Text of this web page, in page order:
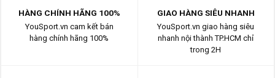
HÀNG CHÍNH HÃNG 100%
YouSport.vn cam kết bán
hàng chính hãng 100%
GIAO HÀNG SIÊU NHANH
YouSport.vn giao hàng siêu
nhanh nội thành TP.HCM chỉ
trong 2H